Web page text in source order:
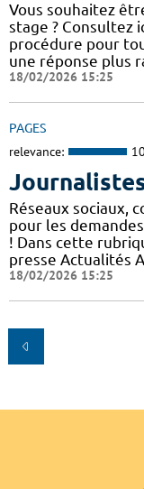
Vous souhaitez
stage ? Consultez
procédure pour
une réponse plus
18/02/2026 15:25
PAGES
relevance:
Réseaux sociaux,
pour les
! Dans cette
presse Actualités
18/02/2026 15:25